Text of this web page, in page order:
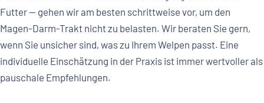
Futter — gehen wir am besten schrittweise vor, um den
Magen-Darm-Trakt nicht zu belasten. Wir beraten Sie gern,
wenn Sie unsicher sind, was zu Ihrem Welpen passt. Eine
individuelle Einschätzung in der Praxis ist immer wertvoller als
pauschale Empfehlungen.